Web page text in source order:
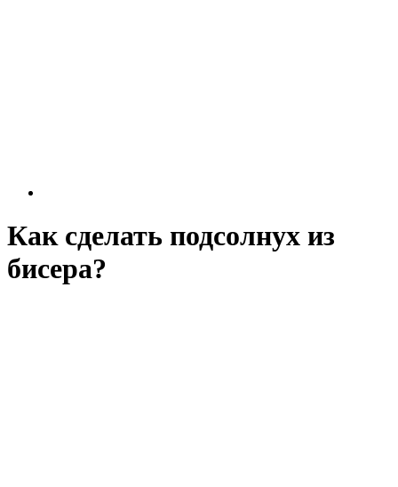
Как сделать подсолнух из
бисера?